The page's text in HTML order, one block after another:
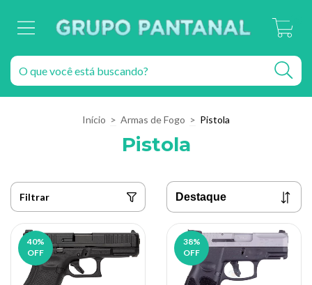
Início > Armas de Fogo > Pistola
Pistola
Filtrar
40%
OFF
38%
OFF